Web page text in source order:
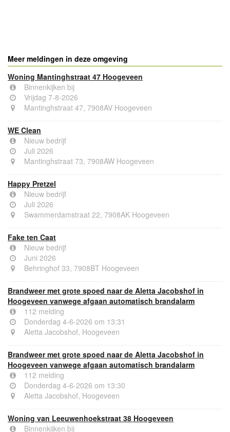
Meer meldingen in deze omgeving
Woning Mantinghstraat 47 Hoogeveen
Binnenkijken bij
Vrijdag 7-8-2026
Mantinghstraat 47, 7908AV Hoogeveen
WE Clean
Nieuw bedrijf
Juli 2026
Mantinghstraat 73, 7908AW Hoogeveen
Happy Pretzel
Nieuw bedrijf
Juli 2026
Swammerdamstraat 22, 7908AK Hoogeveen
Fake ten Caat
Nieuw bedrijf
Juni 2026
Behringhof 33, 7908BT Hoogeveen
Brandweer met grote spoed naar de Aletta Jacobshof in
Hoogeveen vanwege afgaan automatisch brandalarm
112 melding
Donderdag 4-6-2026 om 13:31
Aletta Jacobshof, Hoogeveen
Brandweer met grote spoed naar de Aletta Jacobshof in
Hoogeveen vanwege afgaan automatisch brandalarm
112 melding
Donderdag 4-6-2026 om 13:30
Aletta Jacobshof, Hoogeveen
Woning van Leeuwenhoekstraat 38 Hoogeveen
Binnenkijken bij